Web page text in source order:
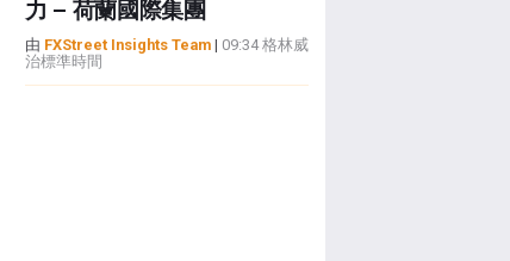
力 – 荷蘭國際集團
由 FXStreet Insights Team| 09:34 格林威
治標準時間